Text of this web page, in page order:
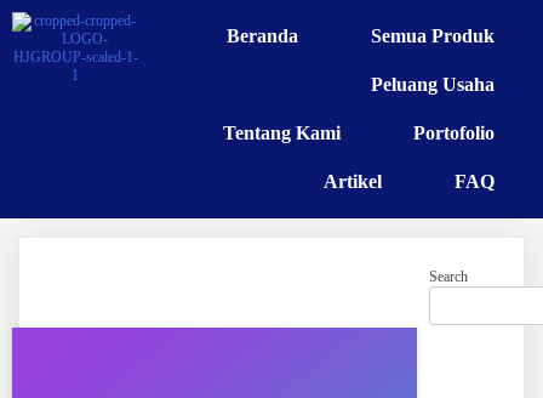
Beranda Semua Produk
Peluang Usaha
Tentang Kami Portofolio
Artikel FAQ
Search